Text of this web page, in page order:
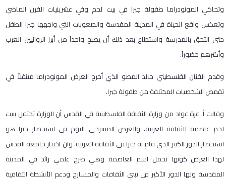
وتحاكي المونودراما طفولة جبرا في بيت لحم وفي عشرينيات القرن الماضي
وتعكس واقع الحياة في المدينة المقدسة والصعوبات التي واجهها جبرا الطفل
حتى التحق بالمدرسة واستطاع بعد ذلك أن يصبح واحداً من أبرز الروائيين العرب
وأكثرهم حضوراً.
وقدم الفنان الفلسطيني خالد المصو الذي أخرج العرض المونودراما متنقلاً في
تقمص الشخصيات المختلفة من طفولة جبرا.
وقالت أ. عزة عواد من وزارة الثقافة الفلسطينية في القدس أن الوزارة تحتفل ببيت
لحم عاصمة للثقافة العربية، والعرض المسرحي اليوم في استحضار جبرا هو
استحضار الدور الكبير الذي قام به جبرا في الثقافة العربية، وان اختيار جامعة القدس
لهذا العرض كونها تحمل اسم العاصمة وهي صرح علمي رائد في المدينة
المقدسة ولها الدور الأكبر في تبني الثقافات والمسارح ودعم الأنشطة الثقافية